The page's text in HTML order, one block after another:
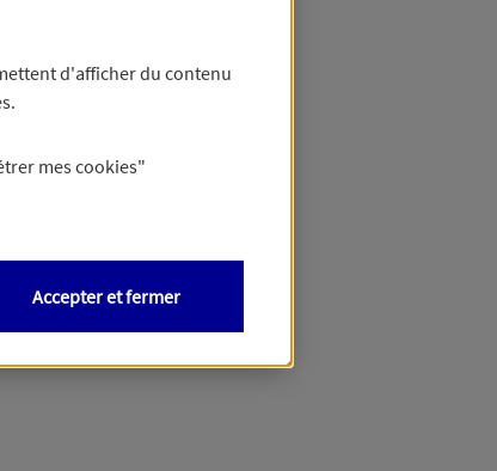
d'afficher du contenu
mes cookies"
Accepter et fermer